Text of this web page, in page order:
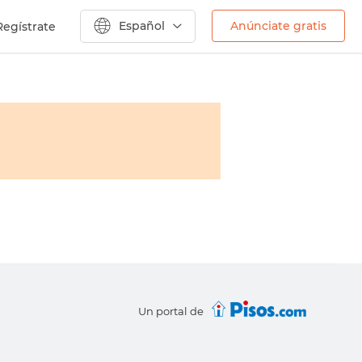
Español Anúnciate gratis
Un portal de